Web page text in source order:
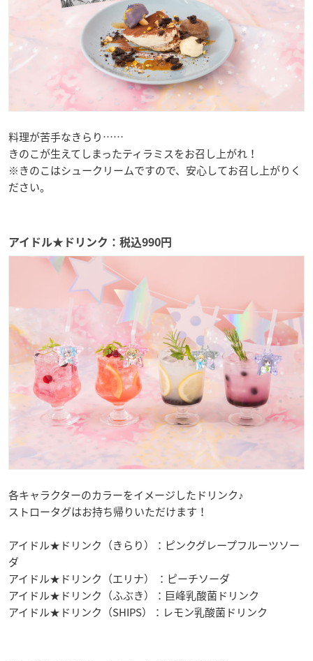
料理が苦手なきらり……
きのこが生えてしまったティラミスをお召し上がれ！
※きのこはシュークリームですので、安心してお召し上がりく
ださい。
アイドル★ドリンク：税込990円
各キャラクターのカラーをイメージしたドリンク♪
ストロータグはお持ち帰りいただけます！
アイドル★ドリンク（きらり）：ピンクグレープフルーツソー
ダ
アイドル★ドリンク（エリナ） ：ピーチソーダ
アイドル★ドリンク（ふぶき）：巨峰乳酸菌ドリンク
アイドル★ドリンク（SHIPS）：レモン乳酸菌ドリンク